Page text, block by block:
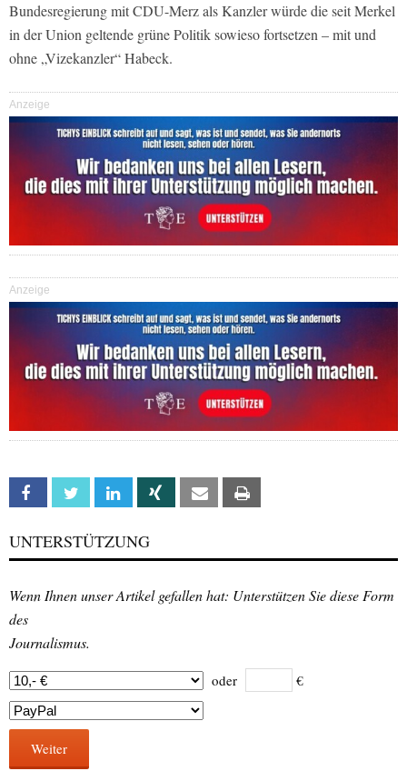
Bundesregierung mit CDU-Merz als Kanzler würde die seit Merkel
in der Union geltende grüne Politik sowieso fortsetzen – mit und
ohne „Vizekanzler“ Habeck.
Anzeige
Anzeige
Facebook Twitter Linkedin Xing Email
UNTERSTÜTZUNG
Wenn Ihnen unser Artikel gefallen hat: Unterstützen Sie diese Form
des
Journalismus.
oder €
Weiter